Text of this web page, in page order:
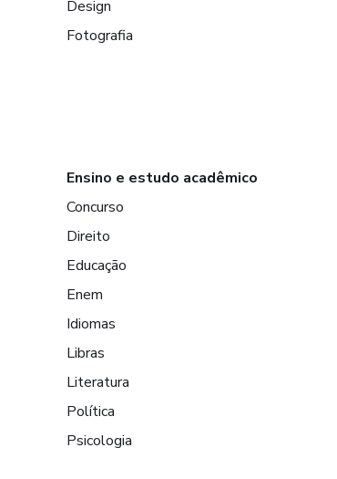
Design
Fotografia
Ensino e estudo acadêmico
Concurso
Direito
Educação
Enem
Idiomas
Libras
Literatura
Política
Psicologia